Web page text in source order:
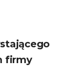
firmy